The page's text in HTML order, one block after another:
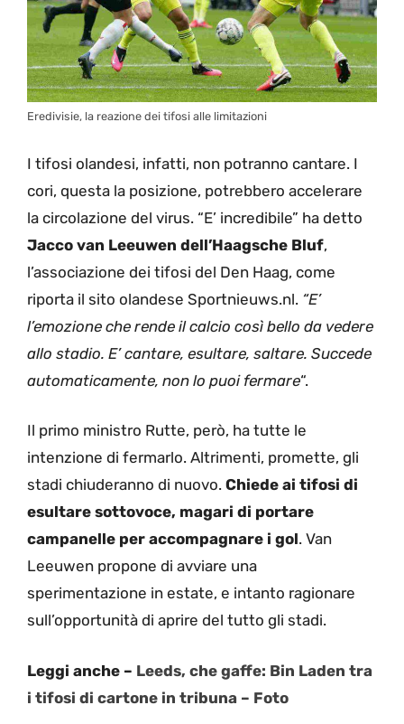
Eredivisie, la reazione dei tifosi alle limitazioni
I tifosi olandesi, infatti, non potranno cantare. I
cori, questa la posizione, potrebbero accelerare
la circolazione del virus. “E’ incredibile” ha detto
Jacco van Leeuwen dell’Haagsche Bluf,
l’associazione dei tifosi del Den Haag, come
riporta il sito olandese Sportnieuws.nl. “E’
l’emozione che rende il calcio così bello da vedere
allo stadio. E’ cantare, esultare, saltare. Succede
automaticamente, non lo puoi fermare“.
Il primo ministro Rutte, però, ha tutte le
intenzione di fermarlo. Altrimenti, promette, gli
stadi chiuderanno di nuovo. Chiede ai tifosi di
esultare sottovoce, magari di portare
campanelle per accompagnare i gol. Van
Leeuwen propone di avviare una
sperimentazione in estate, e intanto ragionare
sull’opportunità di aprire del tutto gli stadi.
Leggi anche – Leeds, che gaffe: Bin Laden tra
i tifosi di cartone in tribuna – Foto